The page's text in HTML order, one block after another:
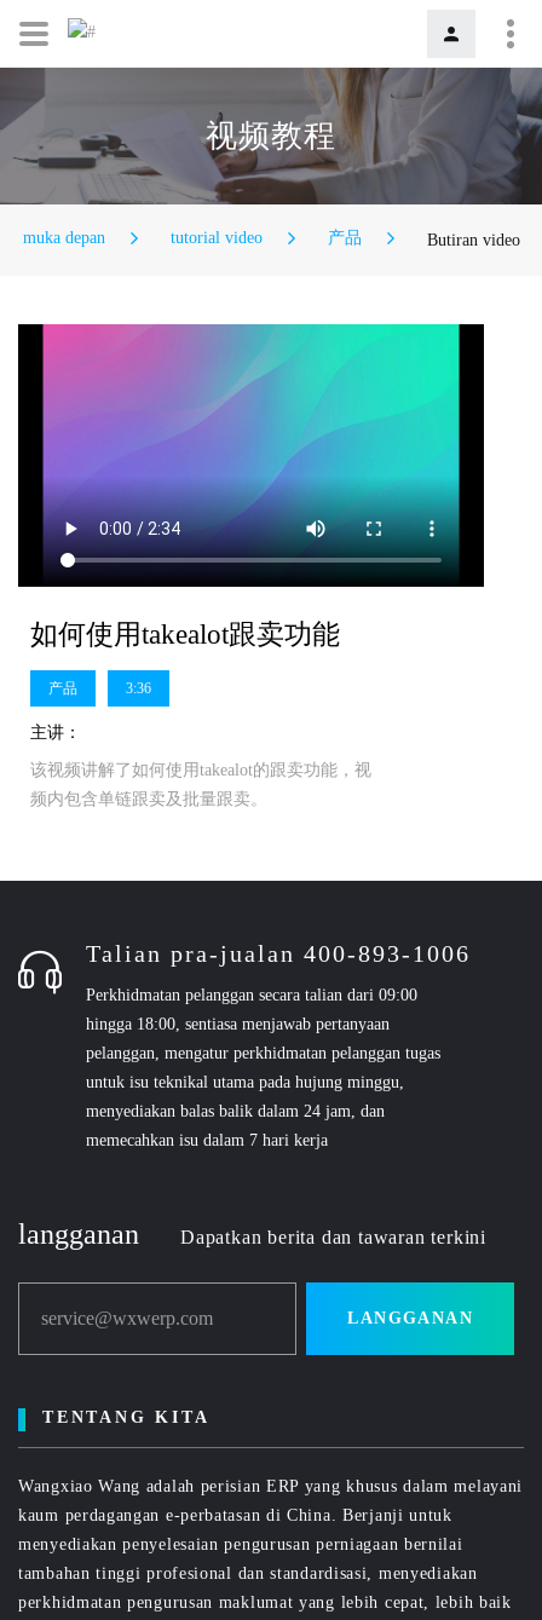
视频教程
muka depan tutorial video 产品 Butiran video
如何使用takealot跟卖功能
产品 3:36
主讲：
该视频讲解了如何使用takealot的跟卖功能，视
频内包含单链跟卖及批量跟卖。
Talian pra-jualan 400-893-1006
Perkhidmatan pelanggan secara talian dari 09:00
hingga 18:00, sentiasa menjawab pertanyaan
pelanggan, mengatur perkhidmatan pelanggan tugas
untuk isu teknikal utama pada hujung minggu,
menyediakan balas balik dalam 24 jam, dan
memecahkan isu dalam 7 hari kerja
langganan Dapatkan berita dan tawaran terkini
service@wxwerp.com LANGGANAN
TENTANG KITA
Wangxiao Wang adalah perisian ERP yang khusus dalam melayani
kaum perdagangan e-perbatasan di China. Berjanji untuk
menyediakan penyelesaian pengurusan perniagaan bernilai
tambahan tinggi profesional dan standardisasi, menyediakan
perkhidmatan pengurusan maklumat yang lebih cepat, lebih baik